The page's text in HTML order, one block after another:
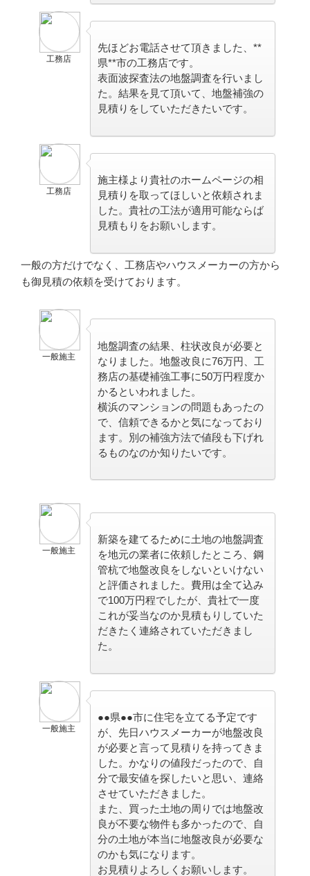
工務店
先ほどお電話させて頂きました、**
県**市の工務店です。
表面波探査法の地盤調査を行いまし
た。結果を見て頂いて、地盤補強の
見積りをしていただきたいです。
工務店
施主様より貴社のホームページの相
見積りを取ってほしいと依頼されま
した。貴社の工法が適用可能ならば
見積もりをお願いします。
一般の方だけでなく、 工務店やハウスメーカーの方から
も御見積の依頼を受けております。
一般施主
地盤調査の結果、柱状改良が必要と
なりました。地盤改良に76万円、工
務店の基礎補強工事に50万円程度か
かるといわれました。
横浜のマンションの問題もあったの
で、信頼できるかと気になっており
ます。別の補強方法で値段も下げれ
るものなのか知りたいです。
一般施主
新築を建てるために土地の地盤調査
を地元の業者に依頼したところ、鋼
管杭で地盤改良をしないといけない
と評価されました。費用は全て込み
で100万円程でしたが、貴社で一度
これが妥当なのか見積もりしていた
だきたく連絡されていただきまし
た。
一般施主
●●県●●市に住宅を立てる予定です
が、先日ハウスメーカーが地盤改良
が必要と言って見積りを持ってきま
した。かなりの値段だったので、自
分で最安値を探したいと思い、連絡
させていただきました。
また、買った土地の周りでは地盤改
良が不要な物件も多かったので、自
分の土地が本当に地盤改良が必要な
のかも気になります。
お見積りよろしくお願いします。